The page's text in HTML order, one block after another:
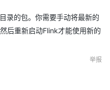
录的包。你需要手动将最新的
后重新启动Flink才能使用新的
举报